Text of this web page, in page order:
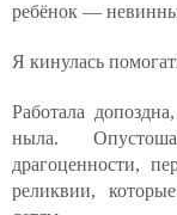
ребёнок —
Я кинулась
Работала
ныла.
драгоценности,
реликвии,